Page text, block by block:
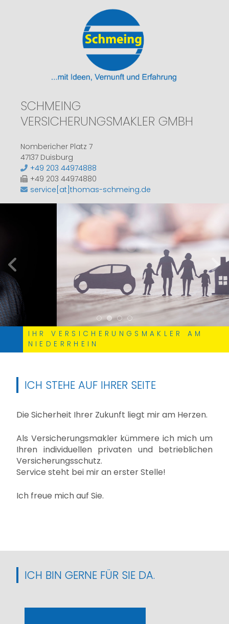
SCHMEING
VERSICHERUNGSMAKLER GMBH
Nombericher Platz 7
47137 Duisburg
+49 203 44974888
+49 203 44974880
service[at]thomas-schmeing.de
zurück
IHR VERSICHERUNGSMAKLER AM
NIEDERRHEIN
ICH STEHE AUF IHRER SEITE
Die Sicherheit Ihrer Zukunft liegt mir am Herzen.
Als Versicherungsmakler kümmere ich mich um
Ihren individuellen privaten und betrieblichen
Versicherungsschutz.
Service steht bei mir an erster Stelle!
Ich freue mich auf Sie.
ICH BIN GERNE FÜR SIE DA.